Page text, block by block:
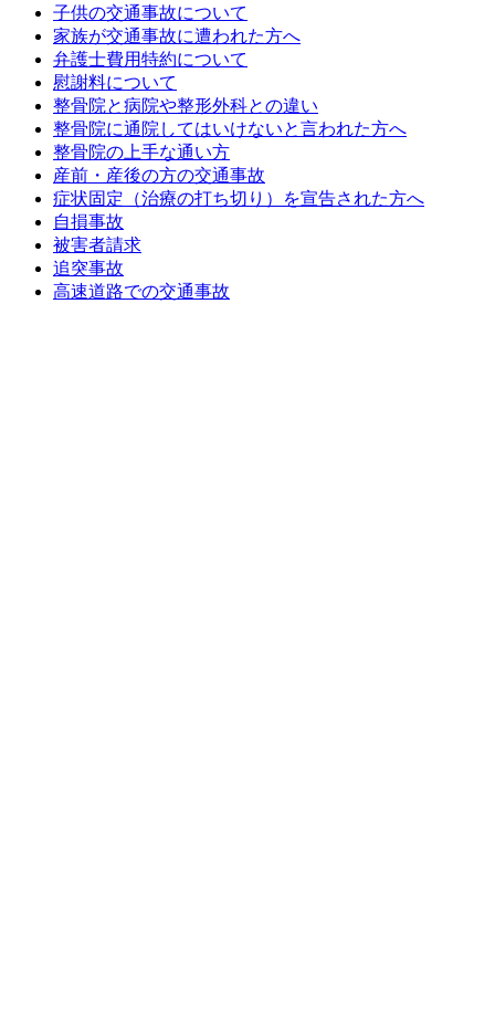
子供の交通事故について
家族が交通事故に遭われた方へ
弁護士費用特約について
慰謝料について
整骨院と病院や整形外科との違い
整骨院に通院してはいけないと言われた方へ
整骨院の上手な通い方
産前・産後の方の交通事故
症状固定（治療の打ち切り）を宣告された方へ
自損事故
被害者請求
追突事故
高速道路での交通事故